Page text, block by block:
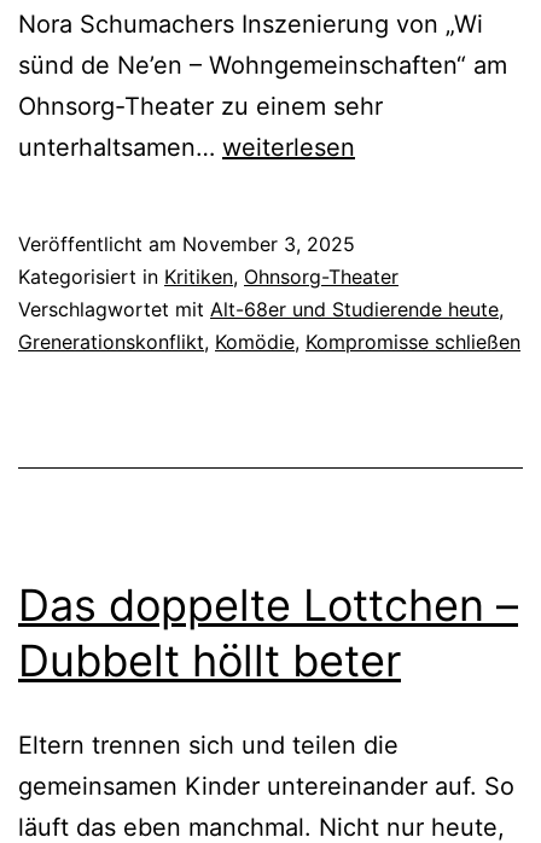
Nora Schumachers Inszenierung von „Wi
sünd de Ne’en – Wohngemeinschaften“ am
Ohnsorg-Theater zu einem sehr
unterhaltsamen… Wi
Ne’en
–
Wohngemeinschaften
weiterlesen
Veröffentlicht am November 3, 2025
Kategorisiert in Kritiken, Ohnsorg-Theater
Verschlagwortet mit Alt-68er und Studierende heute,
Grenerationskonflikt, Komödie, Kompromisse schließen
Das doppelte Lottchen –
Dubbelt höllt beter
Eltern trennen sich und teilen die
gemeinsamen Kinder untereinander auf. So
läuft das eben manchmal. Nicht nur heute,